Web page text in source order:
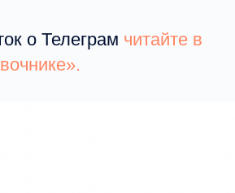
о Телеграм читайте в